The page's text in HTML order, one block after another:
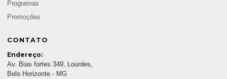
Programas
Promoções
CONTATO
Endereço:
Av. Bias fortes 349, Lourdes,
Belo Horizonte - MG